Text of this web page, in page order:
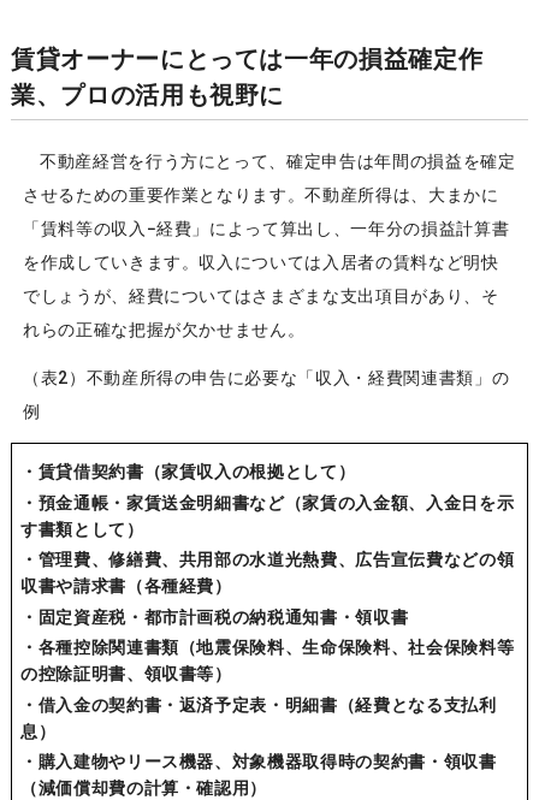
賃貸オーナーにとっては一年の損益確定作
業、プロの活用も視野に
不動産経営を行う方にとって、確定申告は年間の損益を確定
させるための重要作業となります。不動産所得は、大まかに
「賃料等の収入−経費」によって算出し、一年分の損益計算書
を作成していきます。収入については入居者の賃料など明快
でしょうが、経費についてはさまざまな支出項目があり、そ
れらの正確な把握が欠かせません。
（表2）不動産所得の申告に必要な「収入・経費関連書類」の
例
・賃貸借契約書（家賃収入の根拠として）
・預金通帳・家賃送金明細書など（家賃の入金額、入金日を示
す書類として）
・管理費、修繕費、共用部の水道光熱費、広告宣伝費などの領
収書や請求書（各種経費）
・固定資産税・都市計画税の納税通知書・領収書
・各種控除関連書類（地震保険料、生命保険料、社会保険料等
の控除証明書、領収書等）
・借入金の契約書・返済予定表・明細書（経費となる支払利
息）
・購入建物やリース機器、対象機器取得時の契約書・領収書
（減価償却費の計算・確認用）